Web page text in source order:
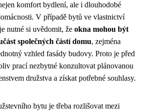
komfort bydlení, ale i dlouhodobé
V případě bytů ve vlastnictví
nutné si uvědomit, že okna mohou být
společných částí domu, zejména
vzhled fasády budovy. Proto je před
prací nezbytné konzultovat plánovanou
družstva a získat potřebné souhlasy.
bytu je třeba rozlišovat mezi